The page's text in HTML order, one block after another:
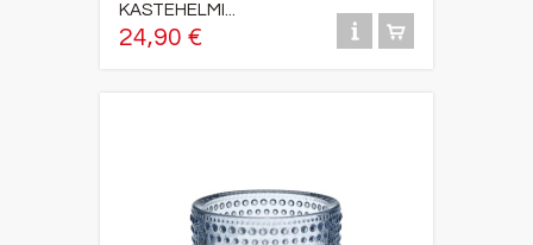
KASTEHELMI...
24,90 €